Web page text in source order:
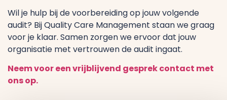
Wil je hulp bij de voorbereiding op jouw volgende
audit? Bij Quality Care Management staan we graag
voor je klaar. Samen zorgen we ervoor dat jouw
organisatie met vertrouwen de audit ingaat.
Neem voor een vrijblijvend gesprek contact met
ons op.